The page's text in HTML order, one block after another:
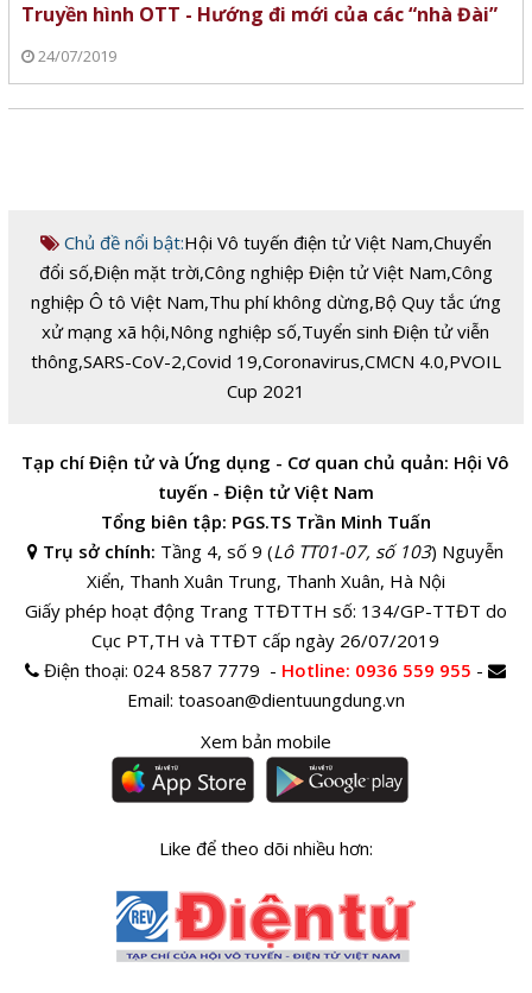
Truyền hình OTT - Hướng đi mới của các “nhà Đài”
24/07/2019
Chủ đề nổi bật:Hội Vô tuyến điện tử Việt Nam,Chuyển
đổi số,Điện mặt trời,Công nghiệp Điện tử Việt Nam,Công
nghiệp Ô tô Việt Nam,Thu phí không dừng,Bộ Quy tắc ứng
xử mạng xã hội,Nông nghiệp số,Tuyển sinh Điện tử viễn
thông,SARS-CoV-2,Covid 19,Coronavirus,CMCN 4.0,PVOIL
Cup 2021
Tạp chí Điện tử và Ứng dụng - Cơ quan chủ quản: Hội Vô
tuyến - Điện tử Việt Nam
Tổng biên tập: PGS.TS Trần Minh Tuấn
Trụ sở chính: Tầng 4, số 9 (Lô TT01-07, số 103) Nguyễn
Xiển, Thanh Xuân Trung, Thanh Xuân, Hà Nội
Giấy phép hoạt động Trang TTĐTTH số: 134/GP-TTĐT do
Cục PT,TH và TTĐT cấp ngày 26/07/2019
Điện thoại:024 8587 7779 - Hotline: 0936 559 955 -
Email: toasoan@dientuungdung.vn
Xem bản mobile
Like để theo dõi nhiều hơn: